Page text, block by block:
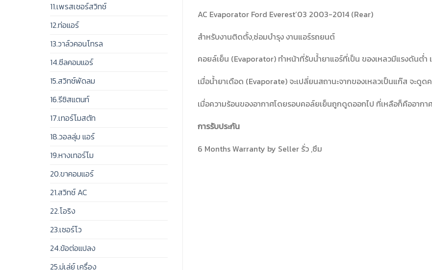
11.เพรสเชอร์สวิทช์
12.ท่อแอร์
13.วาล์วคอนโทรล
14.ซีลคอมแอร์
15.สวิทช์พัดลม
16.รีซิสแตนท์
17.เทอร์โมสตัท
18.วอลลุ่ม แอร์
19.หางเทอร์โม
20.ขาคอมแอร์
21.สวิทช์ AC
22.โอริง
23.เซอร์โว
24.ข้อต่อแปลง
25.มู่เล่ย์ เครื่อง
AC Evaporator Ford Everest’03 2003-2014 (Rear)
สำหรับงานติดตั้ง,ซ่อมบำรุง งานแอร์รถยนต์
คอยล์เย็น (Evaporator) ทำหน้าที่รับน้ำยาแอร์ที่เป็น ของเหลวมีแรงดันต่
เมื่อน้ำยาเดือด (Evaporate) จะเปลี่ยนสถานะจากของเหลวเป็นแก๊ส จะดู
เมื่อความร้อนของอากาศโดยรอบคอล์ยเย็นถูกดูดออกไป ที่เหลือก็คืออาก
การรับประกัน
6 Months Warranty by Seller รั่ว ,ซึม